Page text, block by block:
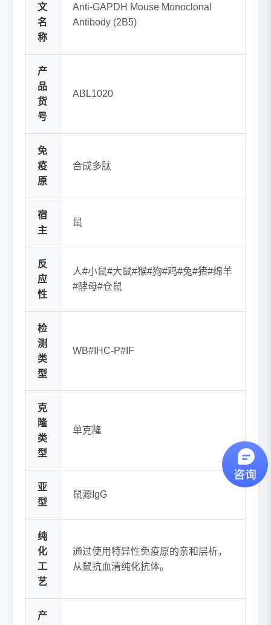
文
名
称
Anti-GAPDH Mouse Monoclonal
Antibody (2B5)
产
品
货
号
ABL1020
免
疫
原
合成多肽
宿
主
鼠
反
应
性
人#小鼠#大鼠#猴#狗#鸡#兔#猪#绵羊
#酵母#仓鼠
检
测
类
型
WB#IHC-P#IF
克
隆
类
型
单克隆
亚
型
鼠源IgG
纯
化
工
艺
通过使用特异性免疫原的亲和层析，
从鼠抗血清纯化抗体。
产